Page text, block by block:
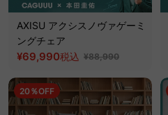
AXISU アクシスノヴァゲーミ
ングチェア
¥69,990税込 ¥88,990
20％OFF